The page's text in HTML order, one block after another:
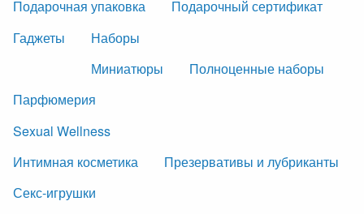
Подарочная упаковка
Подарочный сертификат
Гаджеты
Наборы
Миниатюры
Полноценные наборы
Парфюмерия
Sexual Wellness
Интимная косметика
Презервативы и лубриканты
Секс-игрушки